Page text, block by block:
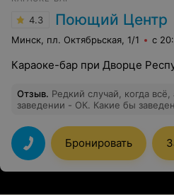
4.3 Поющий Центр
Минск, пл. Октябрьская, 1/1 с
Караоке-бар при Дворце
Отзыв. Редкий случай, когда
заведении - ОК. Какие бы
караоке-бара есть тут.
Бронировать